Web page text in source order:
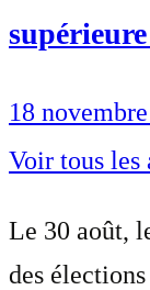
18
Voir tous les
Le 30 août,
des